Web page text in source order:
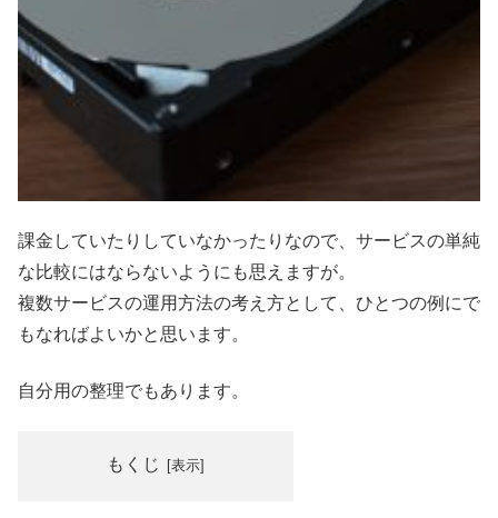
課金していたりしていなかったりなので、サービスの単純
な比較にはならないようにも思えますが。
複数サービスの運用方法の考え方として、ひとつの例にで
もなればよいかと思います。
自分用の整理でもあります。
もくじ